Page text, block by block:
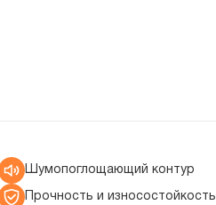
Шумопоглощающий контур
Прочность и износостойкость